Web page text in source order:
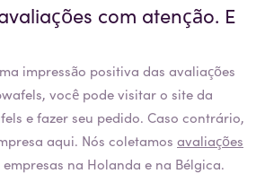
com atenção. E
impressão positiva das avaliações
, você pode visitar o site da
e fazer seu pedido. Caso contrário,
aqui. Nós coletamos avaliações
na Holanda e na Bélgica.